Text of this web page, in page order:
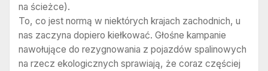
na ścieżce).
To, co jest normą w niektórych krajach zachodnich, u
nas zaczyna dopiero kiełkować. Głośne kampanie
nawołujące do rezygnowania z pojazdów spalinowych
na rzecz ekologicznych sprawiają, że coraz częściej